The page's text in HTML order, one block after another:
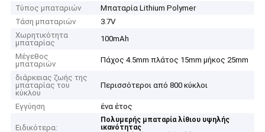
Τύπος μπαταριών
Μπαταρία Lithium Polymer
Τάση μπαταριών
3.7V
Χωρητικότητα
μπαταρίας
100mAh
Μέγεθος
μπαταριών
Πάχος 4.5mm πλάτος 15mm μήκος 25mm
διάρκειας ζωής της
μπαταρίας του
κύκλου
Περισσότεροι από 800 κύκλοι
Εγγύηση ένα έτος
Ειδικότερα:
Πολυμερής μπαταρία λίθιου υψηλής
ικανότητας